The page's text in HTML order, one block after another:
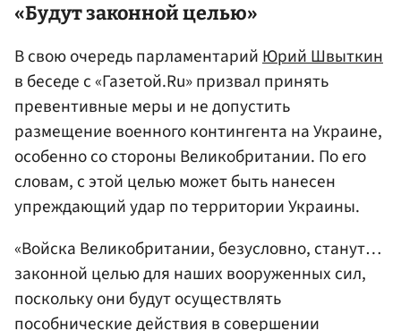
«Будут законной целью»
В свою очередь парламентарийЮрий Швыткин
в беседе с «Газетой.Ru» призвал принять
превентивные меры и не допустить
размещение военного контингента на Украине,
особенно со стороны Великобритании. По его
словам, с этой целью может быть нанесен
упреждающий удар по территории Украины.
«Войска Великобритании, безусловно, станут…
законной целью для наших вооруженных сил,
поскольку они будут осуществлять
пособнические действия в совершении